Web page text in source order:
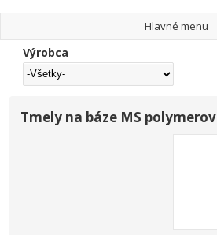
Hlavné menu
Výrobca
Tmely na báze MS polymerov